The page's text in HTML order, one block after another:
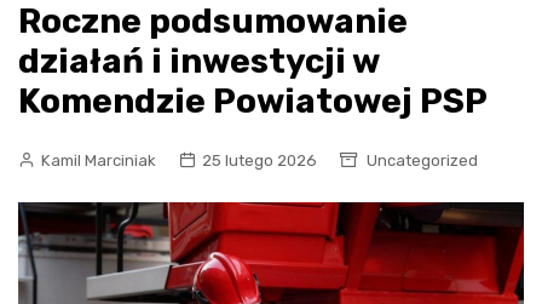
Roczne podsumowanie
działań i inwestycji w
Komendzie Powiatowej PSP
Kamil Marciniak 25 lutego 2026 Uncategorized